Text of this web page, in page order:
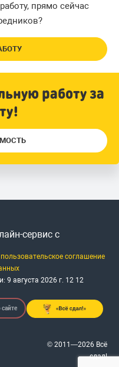
прямо сейчас
работу за
сервис с
пользовательское соглашение
9 августа 2026 г. 12 12
© 2011—2026 Всё
сдал!